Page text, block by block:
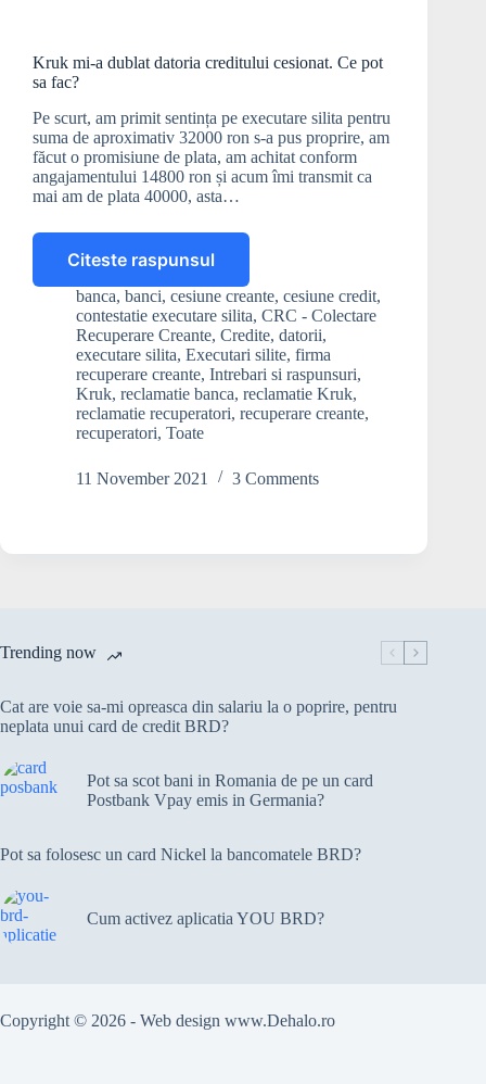
Kruk mi-a dublat datoria creditului cesionat. Ce pot
sa fac?
Pe scurt, am primit sentința pe executare silita pentru
suma de aproximativ 32000 ron s-a pus proprire, am
făcut o promisiune de plata, am achitat conform
angajamentului 14800 ron și acum îmi transmit ca
mai am de plata 40000, asta…
Citeste raspunsul
Kruk
mi-
a
dublat
datoria
creditului
cesionat.
Ce
pot
fac?
banca, banci, cesiune creante, cesiune credit,
contestatie executare silita, CRC - Colectare
Recuperare Creante, Credite, datorii,
executare silita, Executari silite, firma
recuperare creante, Intrebari si raspunsuri,
Kruk, reclamatie banca, reclamatie Kruk,
reclamatie recuperatori, recuperare creante,
recuperatori, Toate
11 November 2021 3 Comments
Trending now
Cat are voie sa-mi opreasca din salariu la o poprire, pentru
neplata unui card de credit BRD?
Pot sa scot bani in Romania de pe un card
Postbank Vpay emis in Germania?
Pot sa folosesc un card Nickel la bancomatele BRD?
Cum activez aplicatia YOU BRD?
Copyright © 2026 - Web design www.Dehalo.ro